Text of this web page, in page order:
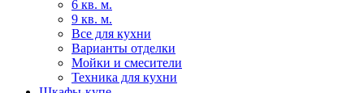
6 кв. м.
9 кв. м.
Все для кухни
Варианты отделки
Мойки и смесители
Техника для кухни